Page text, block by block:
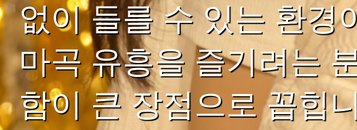
없이 들를 수 있는 환경
마곡 유흥을 즐기려는
함이 큰 장점으로 꼽힙